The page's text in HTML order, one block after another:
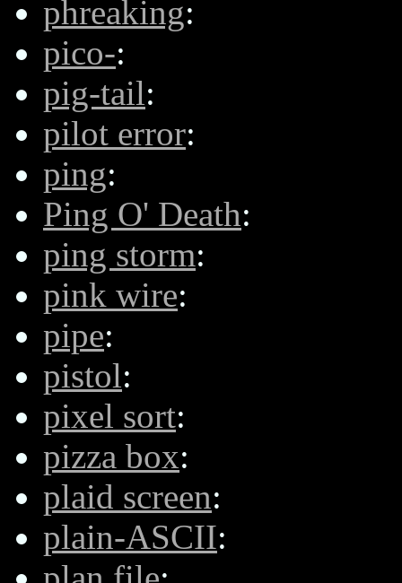
phreaking:
pico-:
pig-tail:
pilot error:
ping:
Ping O' Death:
ping storm:
pink wire:
pipe:
pistol:
pixel sort:
pizza box:
plaid screen:
plain-ASCII: